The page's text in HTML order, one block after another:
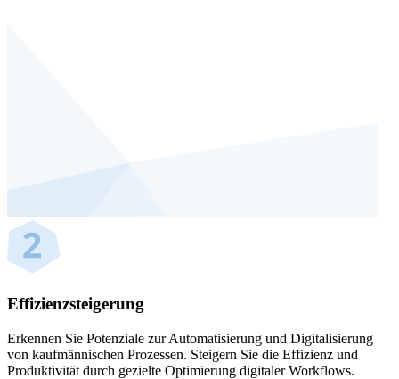
Effizienzsteigerung
Erkennen Sie Potenziale zur Automatisierung und Digitalisierung
von kaufmännischen Prozessen. Steigern Sie die Effizienz und
Produktivität durch gezielte Optimierung digitaler Workflows.